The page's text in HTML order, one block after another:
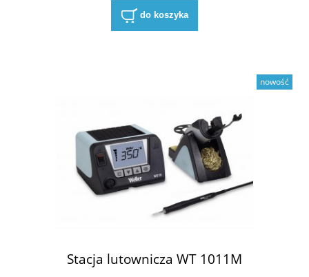
do koszyka
Stacja lutownicza WT 1011M
nowość